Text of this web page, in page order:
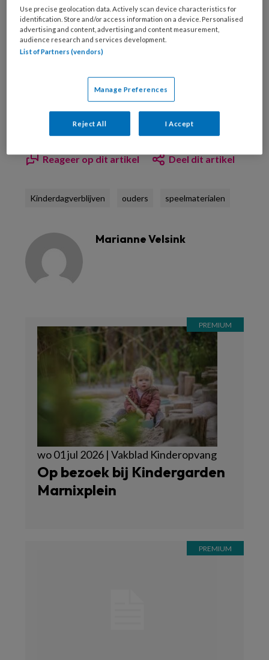
Bekijk hier onze abonnementen
Reageer op dit artikel Deel dit artikel
Kinderdagverblijven ouders speelmaterialen
Marianne Velsink
wo 01 jul 2026 | Vakblad Kinderopvang
Op bezoek bij Kindergarden
Marnixplein
Use precise geolocation data. Actively scan device characteristics for
identification. Store and/or access information on a device. Personalised
advertising and content, advertising and content measurement,
audience research and services development.
List of Partners (vendors)
Manage Preferences
Reject All I Accept